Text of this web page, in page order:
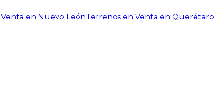
en Nuevo LeónTerrenos en Venta en Querétaro